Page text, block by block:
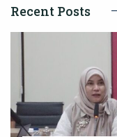
Recent Posts